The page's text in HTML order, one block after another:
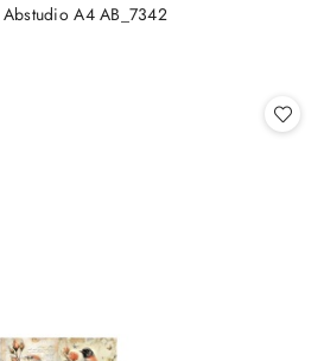
A4 AB_7342